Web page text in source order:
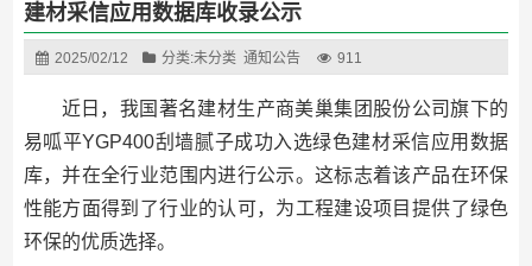
建材采信应用数据库收录公示
2025/02/12 分类:未分类 通知公告 911
近日，我国著名建材生产商美巢集团股份公司旗下的
易呱平YGP400刮墙腻子成功入选绿色建材采信应用数据
库，并在全行业范围内进行公示。这标志着该产品在环保
性能方面得到了行业的认可，为工程建设项目提供了绿色
环保的优质选择。